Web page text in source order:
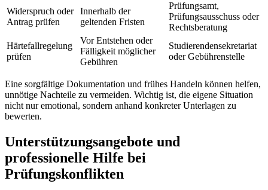
Widerspruch oder
Antrag prüfen
Innerhalb der
geltenden Fristen
Prüfungsamt,
Prüfungsausschuss oder
Rechtsberatung
Härtefallregelung
prüfen
Vor Entstehen oder
Fälligkeit möglicher
Gebühren
Studierendensekretariat
oder Gebührenstelle
Eine sorgfältige Dokumentation und frühes Handeln können helfen,
unnötige Nachteile zu vermeiden. Wichtig ist, die eigene Situation
nicht nur emotional, sondern anhand konkreter Unterlagen zu
bewerten.
Unterstützungsangebote und
professionelle Hilfe bei
Prüfungskonflikten